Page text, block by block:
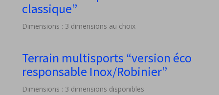
classique”
Dimensions : 3 dimensions au choix
Terrain multisports “version éco
responsable Inox/Robinier”
Dimensions : 3 dimensions disponibles